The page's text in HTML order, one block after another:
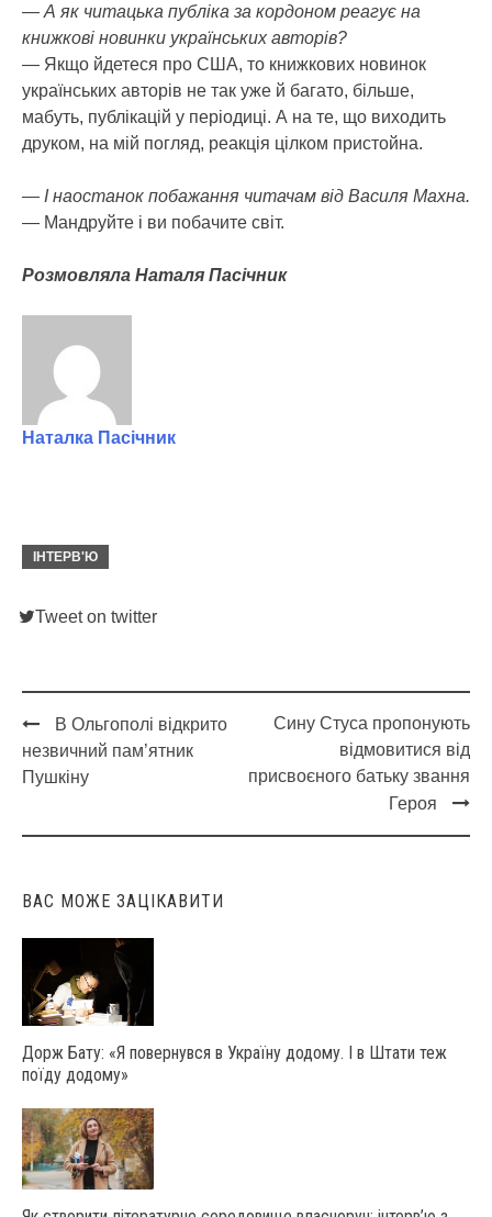
— А як читацька публіка за кордоном реагує на
книжкові новинки українських авторів?
— Якщо йдетеся про США, то книжкових новинок
українських авторів не так уже й багато, більше,
мабуть, публікацій у періодиці. А на те, що виходить
друком, на мій погляд, реакція цілком пристойна.
— І наостанок побажання читачам від Василя Махна.
— Мандруйте і ви побачите світ.
Розмовляла Наталя Пасічник
Наталка Пасічник
ІНТЕРВ'Ю
Tweet on twitter
Post
navigation
В Ольгополі відкрито
незвичний пам’ятник
Пушкіну
Сину Стуса пропонують
відмовитися від
присвоєного батьку звання
Героя
ВАС МОЖЕ ЗАЦІКАВИТИ
Дорж Бату: «Я повернувся в Україну додому. І в Штати теж
поїду додому»